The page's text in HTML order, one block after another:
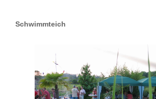
Schwimmteich